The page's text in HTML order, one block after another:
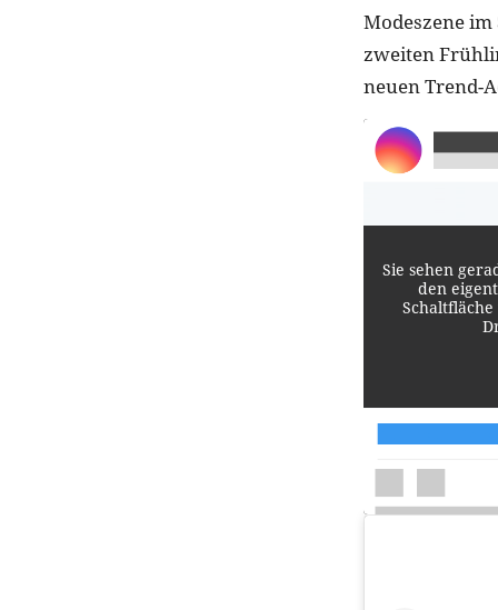
Modeszene
zweiten
neuen Trend-
Sie sehen
den